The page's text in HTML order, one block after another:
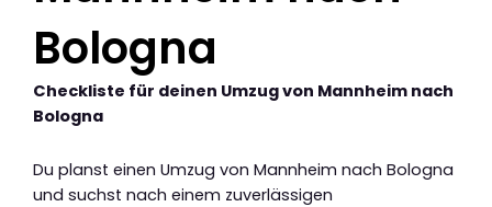
Bologna
Checkliste für deinen Umzug von Mannheim nach
Bologna
Du planst einen Umzug von Mannheim nach Bologna
und suchst nach einem zuverlässigen